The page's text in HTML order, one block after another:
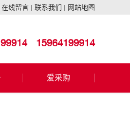
在线留言 | 联系我们 | 网站地图
15964199914
爱采购